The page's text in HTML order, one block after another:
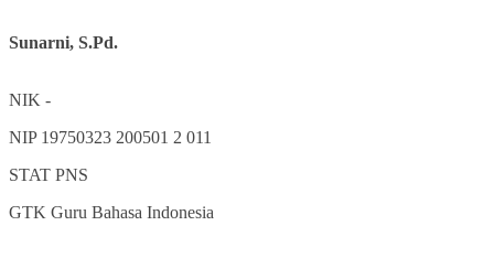
Sunarni, S.Pd.
NIK -
NIP 19750323 200501 2 011
STAT PNS
GTK Guru Bahasa Indonesia